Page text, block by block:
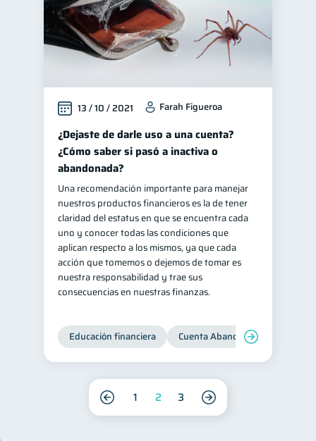
13 / 10 / 2021 Farah Figueroa
¿Dejaste de darle uso a una cuenta?
¿Cómo saber si pasó a inactiva o
abandonada?
Una recomendación importante para manejar
nuestros productos financieros es la de tener
claridad del estatus en que se encuentra cada
uno y conocer todas las condiciones que
aplican respecto a los mismos, ya que cada
acción que tomemos o dejemos de tomar es
nuestra responsabilidad y trae sus
consecuencias en nuestras finanzas.
Educación financiera Cuenta Abandonada
1 2 3